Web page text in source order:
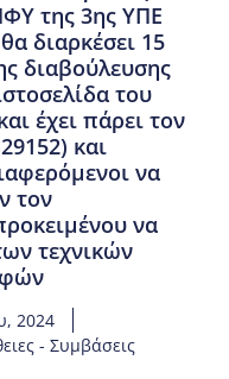
της 3ης ΥΠΕ
διαρκέσει 15
διαβούλευσης
του
έχει πάρει τον
και
να
τον
να
τεχνικών
2024
- Συμβάσεις